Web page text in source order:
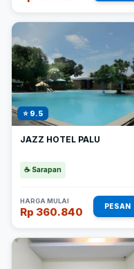
⭐ 9.5
JAZZ HOTEL PALU
☕ Sarapan
HARGA MULAI
Rp 360.840 PESAN